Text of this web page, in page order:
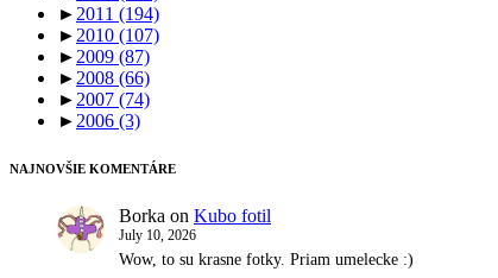
►2011 (194)
►2010 (107)
►2009 (87)
►2008 (66)
►2007 (74)
►2006 (3)
NAJNOVŠIE KOMENTÁRE
Borka on Kubo fotil
July 10, 2026
Wow, to su krasne fotky. Priam umelecke :)